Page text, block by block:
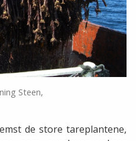
Steen,
de store tareplantene,